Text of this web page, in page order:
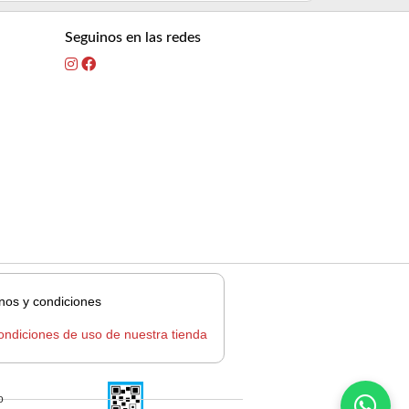
Seguinos en las redes
y condiciones
de uso de nuestra tienda